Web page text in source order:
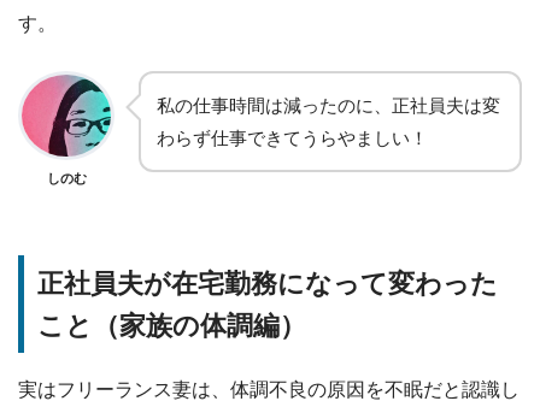
す。
しのむ
私の仕事時間は減ったのに、正社員夫は変
わらず仕事できてうらやましい！
正社員夫が在宅勤務になって変わった
こと（家族の体調編）
実はフリーランス妻は、体調不良の原因を不眠だと認識し